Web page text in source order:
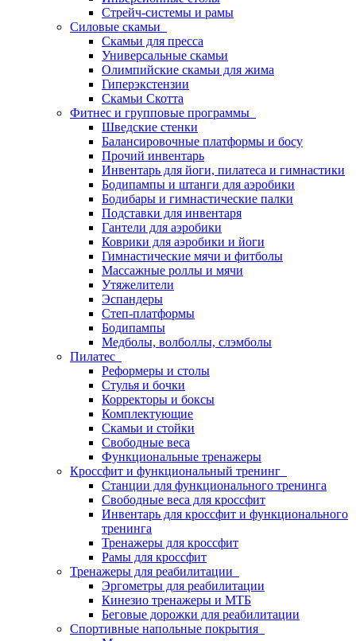
Стрейч-системы и рамы
Силовые скамьи
Скамьи для пресса
Универсальные скамьи
Олимпийские скамьи для жима
Гиперэкстензии
Скамьи Скотта
Фитнес и групповые программы
Шведские стенки
Балансировочные платформы и босу
Прочий инвентарь
Инвентарь для йоги, пилатеса и гимнастики
Бодипампы и штанги для аэробики
Бодибары и гимнастические палки
Подставки для инвентаря
Гантели для аэробики
Коврики для аэробики и йоги
Гимнастические мячи и фитболы
Массажные роллы и мячи
Утяжелители
Эспандеры
Степ-платформы
Бодипампы
Медболы, волболлы, слэмболы
Пилатес
Реформеры и столы
Стулья и бочки
Корректоры и боксы
Комплектующие
Скамьи и стойки
Свободные веса
Функциональные тренажеры
Кроссфит и функциональный тренинг
Станции для функционального тренинга
Свободные веса для кроссфит
Инвентарь для кроссфит и функционального
тренинга
Тренажеры для кроссфит
Рамы для кроссфит
Тренажеры для реабилитации
Эргометры для реабилитации
Кинезио тренажеры и МТБ
Беговые дорожки для реабилитации
Спортивные напольные покрытия